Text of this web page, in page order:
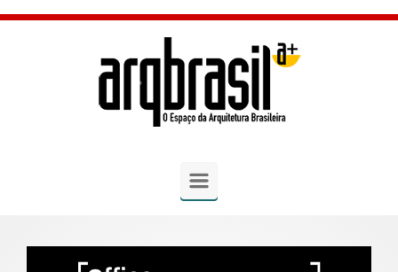
Skip to main content